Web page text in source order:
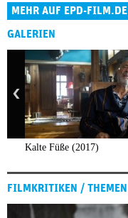
MEHR AUF EPD-FILM.DE
GALERIEN
Kalte Füße (2017)
FILMKRITIKEN / THEMEN